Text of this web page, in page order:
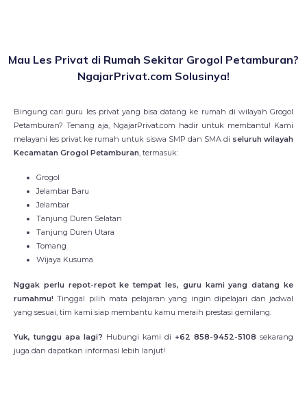
Mau Les Privat di Rumah Sekitar Grogol Petamburan?
NgajarPrivat.com Solusinya!
Bingung cari guru les privat yang bisa datang ke rumah di wilayah Grogol
Petamburan? Tenang aja, NgajarPrivat.com hadir untuk membantu! Kami
melayani les privat ke rumah untuk siswa SMP dan SMA di seluruh wilayah
Kecamatan Grogol Petamburan , termasuk:
Grogol
Jelambar Baru
Jelambar
Tanjung Duren Selatan
Tanjung Duren Utara
Tomang
Wijaya Kusuma
Nggak perlu repot-repot ke tempat les, guru kami yang datang ke
rumahmu! Tinggal pilih mata pelajaran yang ingin dipelajari dan jadwal
yang sesuai, tim kami siap membantu kamu meraih prestasi gemilang.
Yuk, tunggu apa lagi? Hubungi kami di +62 858-9452-5108 sekarang
juga dan dapatkan informasi lebih lanjut!